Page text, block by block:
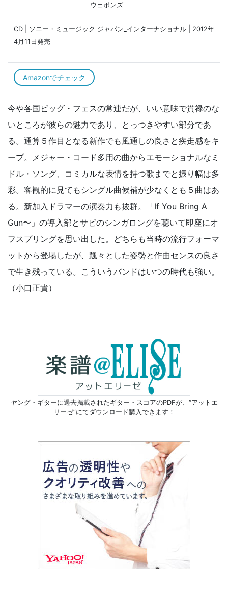
ウェポンズ
CD | ソニー・ミュージック ジャパン_インターナショナル | 2012年
4月11日発売
Amazonでチェック
今や各国ビッグ・フェスの常連だが、いい意味で貫禄のな
いところが彼らの魅力であり、とっつきやすい部分であ
る。通算５作目となる新作でも風通しの良さと疾走感をキ
ープ。メジャー・コード多用の曲からエモーショナルなミ
ドル・ソング、コミカルな表情を持つ歌までと振り幅は多
彩。客観的に見てもシングル曲候補が少なくとも５曲はあ
る。新加入ドラマーの演奏力も抜群。「If You Bring A
Gun〜」の導入部とサビのシンガロングを聴いて即座にオ
フスプリングを思い出した。どちらも当時の流行フォーマ
ットから登場したが、飄々とした姿勢と作曲センスの良さ
で生き残っている。こういうバンドはいつの時代も強い。
（小口正貴）
ヤング・ギターに過去掲載されたギター・スコアのPDFが、 “アットエ
リーゼ”にてダウンロード購入できます！